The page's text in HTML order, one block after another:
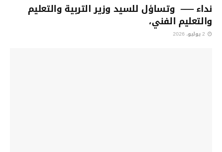
نداء —– وتساؤل للسيد وزير التربية والتعليم
والتعليم الفني،